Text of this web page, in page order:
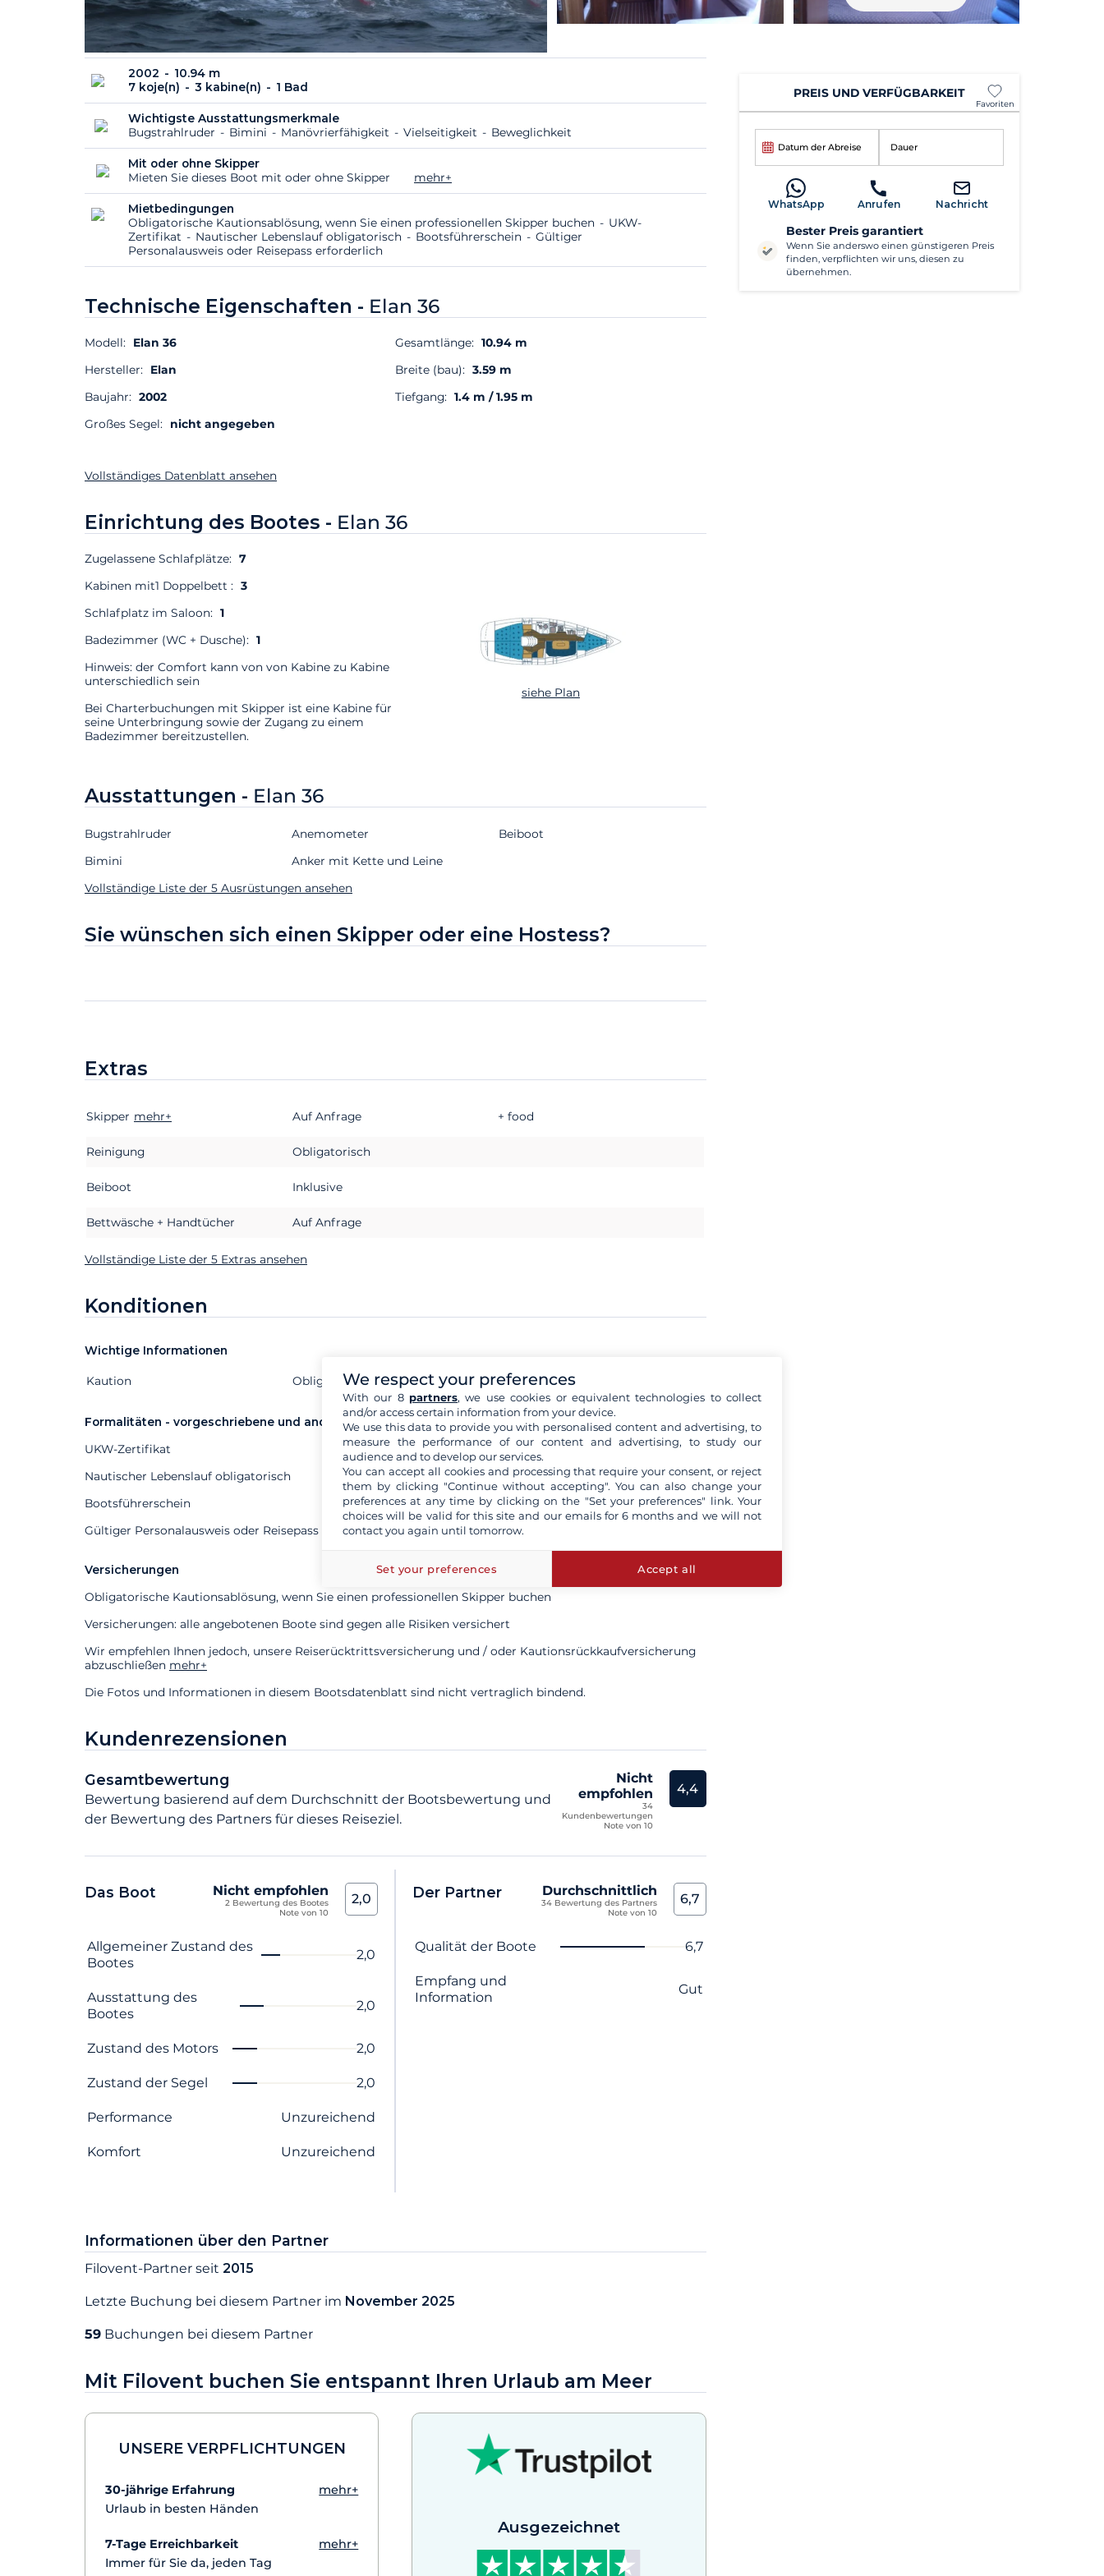
2002
10.94 m
7 koje(n)
3 kabine(n) 1 Bad
Wichtigste Ausstattungsmerkmale
Bugstrahlruder
Bimini Manövrierfähigkeit Vielseitigkeit Beweglichkeit
Mit oder ohne Skipper
Mieten Sie dieses Boot mit oder ohne Skipper
mehr+
Mietbedingungen
Obligatorische Kautionsablösung, wenn Sie einen professionellen Skipper buchen
UKW-
Zertifikat
Nautischer Lebenslauf obligatorisch Bootsführerschein
Gültiger
Personalausweis oder Reisepass erforderlich
Technische Eigenschaften - Elan 36
Modell: Elan 36
Hersteller: Elan
Baujahr: 2002
Großes Segel: nicht angegeben
Gesamtlänge: 10.94 m
Breite (bau): 3.59 m
Tiefgang: 1.4 m / 1.95 m
Vollständiges Datenblatt ansehen
Einrichtung des Bootes - Elan 36
Zugelassene Schlafplätze: 7
Kabinen mit1 Doppelbett : 3
Schlafplatz im Saloon: 1
Badezimmer (WC + Dusche): 1
Hinweis: der Comfort kann von von Kabine zu Kabine
unterschiedlich sein
Bei Charterbuchungen mit Skipper ist eine Kabine für
seine Unterbringung sowie der Zugang zu einem
Badezimmer bereitzustellen.
siehe Plan
Ausstattungen - Elan 36
Bugstrahlruder
Bimini
Anemometer
Anker mit Kette und Leine
Beiboot
Vollständige Liste der 5 Ausrüstungen ansehen
Sie wünschen sich einen Skipper oder eine Hostess?
Extras
Extras Status Preis
Skipper mehr+ Auf Anfrage + food
Reinigung Obligatorisch
Beiboot Inklusive
Bettwäsche + Handtücher Auf Anfrage
Vollständige Liste der 5 Extras ansehen
Konditionen
Wichtige Informationen
Extras Status
Kaution Obligatorisch 4 000 €
Formalitäten - vorgeschriebene und andere Dokumente
UKW-Zertifikat
Nautischer Lebenslauf obligatorisch
Bootsführerschein
Gültiger Personalausweis oder Reisepass erforderlich
Versicherungen
Obligatorische Kautionsablösung, wenn Sie einen professionellen Skipper buchen
Versicherungen: alle angebotenen Boote sind gegen alle Risiken versichert
Wir empfehlen Ihnen jedoch, unsere Reiserücktrittsversicherung und / oder Kautionsrückkaufversicherung
abzuschließen mehr+
Die Fotos und Informationen in diesem Bootsdatenblatt sind nicht vertraglich bindend.
Kundenrezensionen
Gesamtbewertung
Bewertung basierend auf dem Durchschnitt der Bootsbewertung und
der Bewertung des Partners für dieses Reiseziel.
Nicht
empfohlen
34
Kundenbewertungen
Note von 10
4,4
Das Boot Nicht empfohlen
2 Bewertung des Bootes
Note von 10
2,0
Name des Kriteriums Note
Allgemeiner Zustand des
Bootes
2,0
Ausstattung des
Bootes
2,0
Zustand des Motors 2,0
Zustand der Segel 2,0
Performance Unzureichend
Komfort Unzureichend
Der Partner Durchschnittlich
34 Bewertung des Partners
Note von 10
6,7
Name des Kriteriums Note
Qualität der Boote 6,7
Empfang und
Information
Gut
Informationen über den Partner
Filovent-Partner seit 2015
Letzte Buchung bei diesem Partner im November 2025
59 Buchungen bei diesem Partner
Mit Filovent buchen Sie entspannt Ihren Urlaub am Meer
UNSERE VERPFLICHTUNGEN
30-jährige Erfahrung
mehr+
Urlaub in besten Händen
7-Tage Erreichbarkeit
mehr+
Immer für Sie da, jeden Tag
Ausgezeichnet
PREIS UND VERFÜGBARKEIT
Favoriten
Datum der Abreise Dauer
WhatsApp Anrufen Nachricht
Bester Preis garantiert
Wenn Sie anderswo einen günstigeren Preis
finden, verpflichten wir uns, diesen zu
übernehmen.
We respect your preferences
With our 8 partners, we use cookies or equivalent technologies to collect
and/or access certain information from your device.
We use this data to provide you with personalised content and advertising, to
measure the performance of our content and advertising, to study our
audience and to develop our services.
You can accept all cookies and processing that require your consent, or reject
them by clicking "Continue without accepting". You can also change your
preferences at any time by clicking on the "Set your preferences" link. Your
choices will be valid for this site and our emails for 6 months and we will not
contact you again until tomorrow.
Set your preferences Accept all